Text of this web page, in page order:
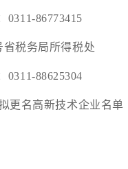
86773415
税务局所得税处
88625304
名高新技术企业名单
河